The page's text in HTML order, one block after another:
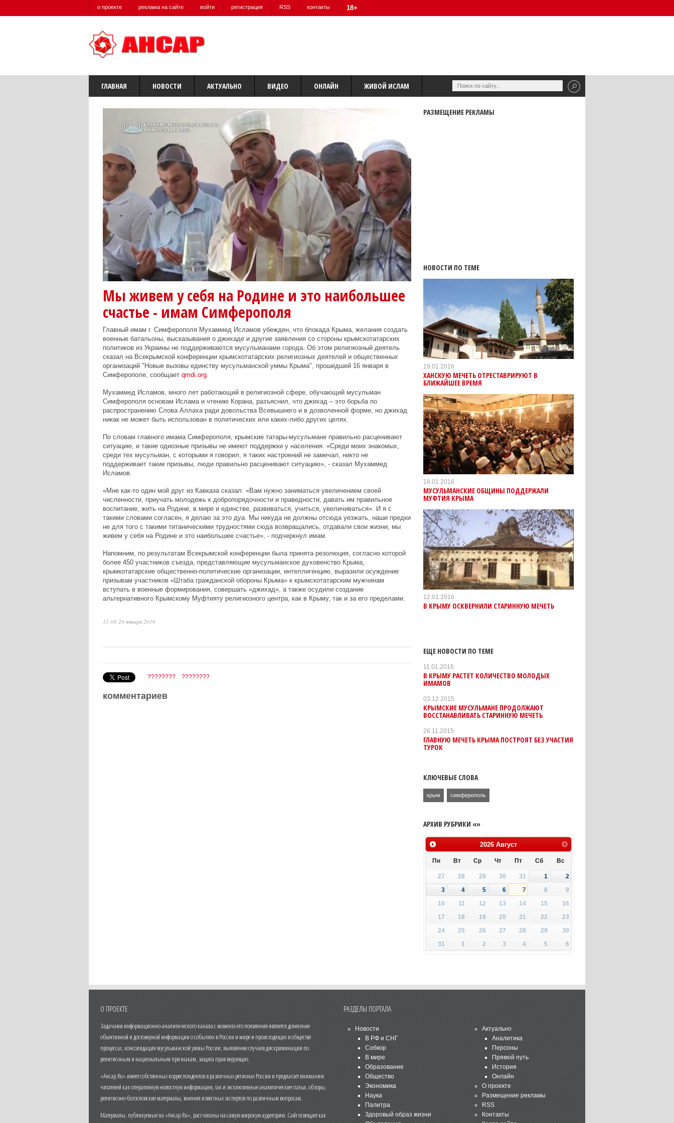
о проекте реклама на сайте войти регистрация RSS контакты 18+
ГЛАВНАЯ НОВОСТИ АКТУАЛЬНО ВИДЕО ОНЛАЙН ЖИВОЙ ИСЛАМ
Мы живем у себя на Родине и это наибольшее
счастье - имам Симферополя
Главный имам г. Симферополя Мухаммед Исламов убежден, что блокада Крыма, желания создать
военные батальоны, высказывания о джихаде и другие заявления со стороны крымскотатарских
политиков из Украины не поддерживаются мусульманами города. Об этом религиозный деятель
сказал на Всекрымской конференции крымскотатарских религиозных деятелей и общественных
организаций "Новые вызовы единству мусульманской уммы Крыма", прошедшей 16 января в
Симферополе, сообщает qmdi.org.
Мухаммед Исламов, много лет работающий в религиозной сфере, обучающий мусульман
Симферополя основам Ислама и чтению Корана, разъяснил, что джихад – это борьба по
распространению Слова Аллаха ради довольства Всевышнего и в дозволенной форме, но джихад
никак не может быть использован в политических или каких-либо других целях.
По словам главного имама Симферополя, крымские татары-мусульмане правильно расценивают
ситуацию, и такие одиозные призывы не имеют поддержки у населения. «Среди моих знакомых,
среди тех мусульман, с которыми я говорил, я таких настроений не замечал, никто не
поддерживает такие призывы, люди правильно расценивают ситуацию», - сказал Мухаммед
Исламов.
«Мне как-то один мой друг из Кавказа сказал: «Вам нужно заниматься увеличением своей
численности, приучать молодежь к добропорядочности и праведности, давать им правильное
воспитание, жить на Родине, в мире и единстве, развиваться, учиться, увеличиваться». И я с
такими словами согласен, я делаю за это дуа. Мы никуда не должны отсюда уезжать, наши предки
не для того с такими титаническими трудностями сюда возвращались, отдавали свои жизни, мы
живем у себя на Родине и это наибольшее счастье», - подчеркнул имам.
Напомним, по результатам Всекрымской конференции была принята резолюция, согласно которой
более 450 участников съезда, представляющие мусульманское духовенство Крыма,
крымкотатарские общественно-политические организации, интеллигенцию, выразили осуждение
призывам участников «Штаба гражданской обороны Крыма» к крымскотатарским мужчинам
вступать в военные формирования, совершать «джихад», а также осудили создание
альтернативного Крымскому Муфтияту религиозного центра, как в Крыму, так и за его пределами.
11:08 20 января 2016
???????? ????????
комментариев
РАЗМЕЩЕНИЕ РЕКЛАМЫ
НОВОСТИ ПО ТЕМЕ
19.01.2016
ХАНСКУЮ МЕЧЕТЬ ОТРЕСТАВРИРУЮТ В
БЛИЖАЙШЕЕ ВРЕМЯ
18.01.2016
МУСУЛЬМАНСКИЕ ОБЩИНЫ ПОДДЕРЖАЛИ
МУФТИЯ КРЫМА
12.01.2016
В КРЫМУ ОСКВЕРНИЛИ СТАРИННУЮ МЕЧЕТЬ
ЕЩЕ НОВОСТИ ПО ТЕМЕ
11.01.2016
В КРЫМУ РАСТЕТ КОЛИЧЕСТВО МОЛОДЫХ
ИМАМОВ
03.12.2015
КРЫМСКИЕ МУСУЛЬМАНЕ ПРОДОЛЖАЮТ
ВОССТАНАВЛИВАТЬ СТАРИННУЮ МЕЧЕТЬ
26.11.2015
ГЛАВНУЮ МЕЧЕТЬ КРЫМА ПОСТРОЯТ БЕЗ УЧАСТИЯ
ТУРОК
КЛЮЧЕВЫЕ СЛОВА
крым симферополь
АРХИВ РУБРИКИ «»
2026 Август
Пн Вт Ср Чт Пт Сб Вс
27 28 29 30 31 1
2
3
4 5 6 7 8
9
10
11 12 13 14 15
16
17
18 19 20 21 22
23
24
25 26 27 28 29
30
31
1 2 3 4 5 6
О ПРОЕКТЕ
Задачами информационно-аналитического канала с момента его появления является донесение
объективной и достоверной информации о событиях в России и мире и происходящих в обществе
процессах, консолидация мусульманской уммы России, выявление случаев дискриминации по
религиозным и национальным признакам, защита прав верующих.
«Ансар.Ru» имеет собственных корреспондентов в различных регионах России и предлагает вниманию
читателей как оперативную новостную информацию, так и эксклюзивные аналитические статьи, обзоры,
религиозно-богословские материалы, мнения известных экспертов по различным вопросам.
Материалы, публикуемые на «Ансар.Ru», рассчитаны на самую широкую аудиторию. Сайт освещает как
РАЗДЕЛЫ ПОРТАЛА
Новости
В РФ и СНГ
Собкор
В мире
Образование
Общество
Экономика
Наука
Палитра
Здоровый образ жизни
Актуально
Аналитика
Персоны
Прямой путь
История
Онлайн
О проекте
Размещение рекламы
RSS
Контакты